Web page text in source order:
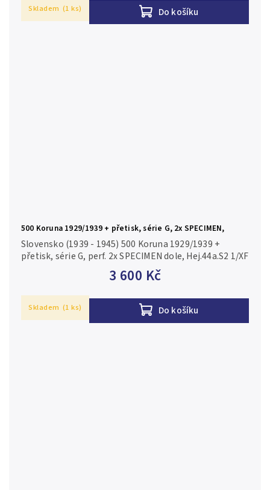
Do košíku
Skladem (1 ks)
500 Koruna 1929/1939 + přetisk, série G, 2x SPECIMEN,
Hej.44a.S2
3 600 Kč
Do košíku
Slovensko (1939 - 1945) 500 Koruna 1929/1939 +
přetisk, série G, perf. 2x SPECIMEN dole, Hej.44a.S2 1/XF
Skladem (1 ks)